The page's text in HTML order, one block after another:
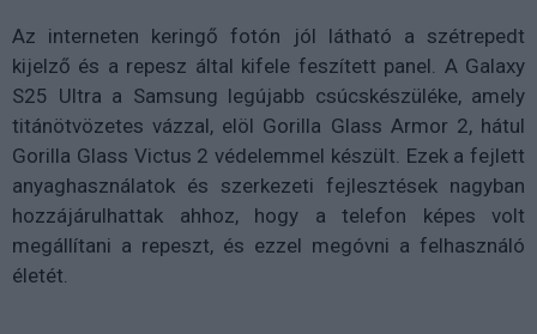
Az interneten keringő fotón jól látható a szétrepedt
kijelző és a repesz által kifele feszített panel. A Galaxy
S25 Ultra a Samsung legújabb csúcskészüléke, amely
titánötvözetes vázzal, elöl Gorilla Glass Armor 2, hátul
Gorilla Glass Victus 2 védelemmel készült. Ezek a fejlett
anyaghasználatok és szerkezeti fejlesztések nagyban
hozzájárulhattak ahhoz, hogy a telefon képes volt
megállítani a repeszt, és ezzel megóvni a felhasználó
életét.